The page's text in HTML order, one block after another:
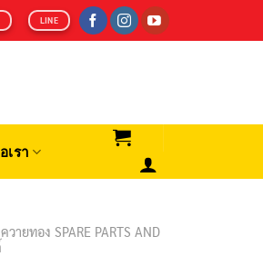
LINE
เรา
ายทอง SPARE PARTS AND